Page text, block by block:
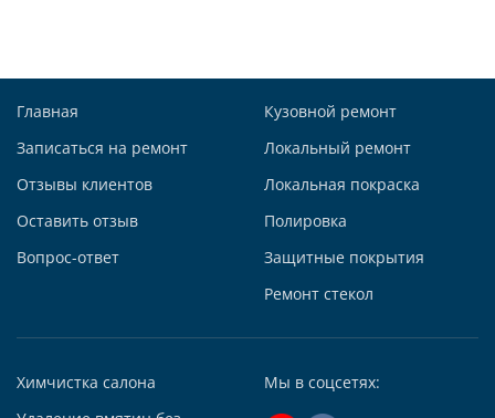
Max +7 (985) 643-83-09
Telegram
121059, г. Москва, ул. Киевская, д. 14, стр. 3
+7 (495) 927-56-51
Главная
Записаться на ремонт
Отзывы клиентов
Оставить отзыв
Вопрос-ответ
Кузовной ремонт
Локальный ремонт
Локальная покраска
Полировка
Защитные покрытия
Ремонт стекол
Химчистка салона
Мы в соцсетях: